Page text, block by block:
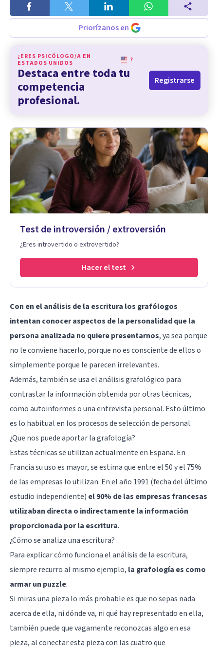
Priorízanos en
¿ERES PSICÓLOGO/A EN
ESTADOS UNIDOS
?
Destaca entre toda tu
competencia
profesional.
Registrarse
Test de introversión / extroversión
¿Eres introvertido o extrovertido?
Hacer el test
Con en el análisis de la escritura los grafólogos
intentan conocer aspectos de la personalidad que la
persona analizada no quiere presentarnos, ya sea porque
no le conviene hacerlo, porque no es consciente de ellos o
simplemente porque le parecen irrelevantes.
Además, también se usa el análisis grafológico para
contrastar la información obtenida por otras técnicas,
como autoinformes o una entrevista personal. Esto último
es lo habitual en los procesos de selección de personal.
¿Que nos puede aportar la grafología?
Estas técnicas se utilizan actualmente en España. En
Francia su uso es mayor, se estima que entre el 50 y el 75%
de las empresas lo utilizan. En el año 1991 (fecha del último
estudio independiente) el 90% de las empresas francesas
utilizaban directa o indirectamente la información
proporcionada por la escritura.
¿Cómo se analiza una escritura?
Para explicar cómo funciona el análisis de la escritura,
siempre recurro al mismo ejemplo, la grafología es como
armar un puzzle.
Si miras una pieza lo más probable es que no sepas nada
acerca de ella, ni dónde va, ni qué hay representado en ella,
también puede que vagamente reconozcas algo en esa
pieza, al conectar esta pieza con las cuatro que